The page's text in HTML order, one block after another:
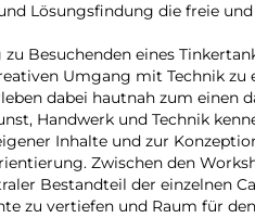
Lösungsfindung die freie
Besuchenden eines
Umgang mit Technik
dabei hautnah zum einen
Handwerk und Technik
Inhalte und zur
Zwischen den
Bestandteil der einzelnen
zu vertiefen und Raum für